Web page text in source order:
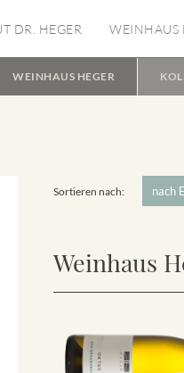
DR. HEGER WEINHAUS
WEINHAUS HEGER
Sortieren nach:
Weinhaus